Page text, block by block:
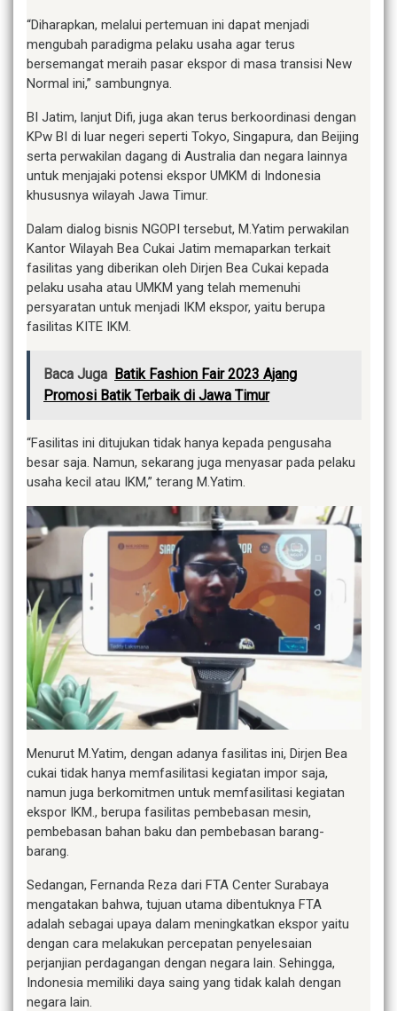
“Diharapkan, melalui pertemuan ini dapat menjadi
mengubah paradigma pelaku usaha agar terus
bersemangat meraih pasar ekspor di masa transisi New
Normal ini,” sambungnya.
BI Jatim, lanjut Difi, juga akan terus berkoordinasi dengan
KPw BI di luar negeri seperti Tokyo, Singapura, dan Beijing
serta perwakilan dagang di Australia dan negara lainnya
untuk menjajaki potensi ekspor UMKM di Indonesia
khususnya wilayah Jawa Timur.
Dalam dialog bisnis NGOPI tersebut, M.Yatim perwakilan
Kantor Wilayah Bea Cukai Jatim memaparkan terkait
fasilitas yang diberikan oleh Dirjen Bea Cukai kepada
pelaku usaha atau UMKM yang telah memenuhi
persyaratan untuk menjadi IKM ekspor, yaitu berupa
fasilitas KITE IKM.
Baca Juga Batik Fashion Fair 2023 Ajang
Promosi Batik Terbaik di Jawa Timur
“Fasilitas ini ditujukan tidak hanya kepada pengusaha
besar saja. Namun, sekarang juga menyasar pada pelaku
usaha kecil atau IKM,” terang M.Yatim.
Menurut M.Yatim, dengan adanya fasilitas ini, Dirjen Bea
cukai tidak hanya memfasilitasi kegiatan impor saja,
namun juga berkomitmen untuk memfasilitasi kegiatan
ekspor IKM., berupa fasilitas pembebasan mesin,
pembebasan bahan baku dan pembebasan barang-
barang.
Sedangan, Fernanda Reza dari FTA Center Surabaya
mengatakan bahwa, tujuan utama dibentuknya FTA
adalah sebagai upaya dalam meningkatkan ekspor yaitu
dengan cara melakukan percepatan penyelesaian
perjanjian perdagangan dengan negara lain. Sehingga,
Indonesia memiliki daya saing yang tidak kalah dengan
negara lain.